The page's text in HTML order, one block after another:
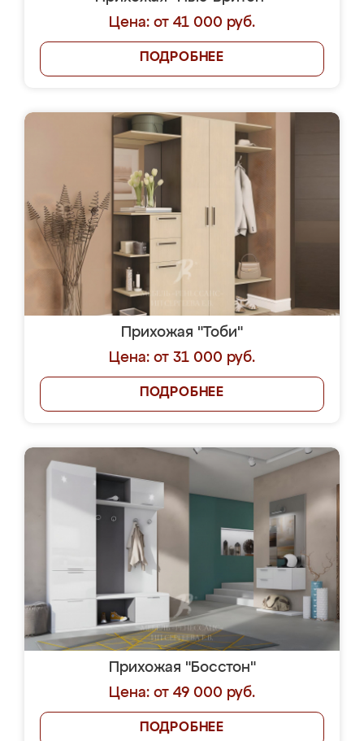
Цена: от 41 000 руб.
ПОДРОБНЕЕ
Прихожая "Тоби"
Цена: от 31 000 руб.
ПОДРОБНЕЕ
Прихожая "Босстон"
Цена: от 49 000 руб.
ПОДРОБНЕЕ